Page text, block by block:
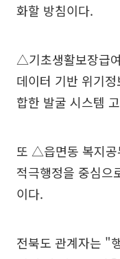
화할 방침이다.
△기초생활보장급
데이터 기반 위기
합한 발굴 시스템
또 △읍면동 복지공
적극행정을 중심으
이다.
전북도 관계자는 "